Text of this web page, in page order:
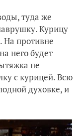
туда же
Курицу
На противне
него будет
не
с курицей. Всю
духовке, и